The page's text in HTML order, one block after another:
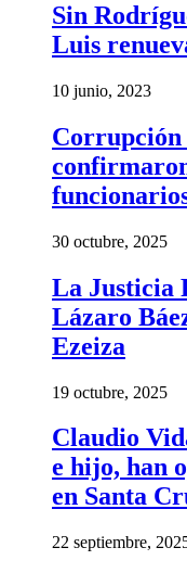
Sin
Luis
10 junio, 2023
30 octubre, 2025
La Justicia
Lázaro
Ezeiza
19 octubre, 2025
Claudio
e hijo, han
en Santa
22 septiembre,